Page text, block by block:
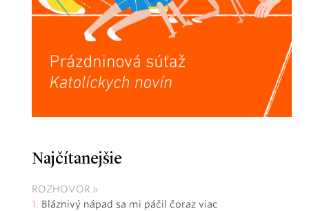
Najčítanejšie
ROZHOVOR
Bláznivý nápad sa mi páčil čoraz viac